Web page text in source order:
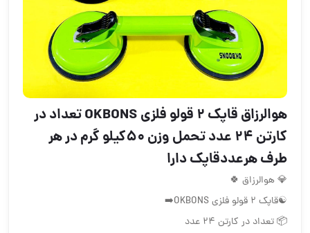
هوالرزاق قاپك ٢ قولو فلزي OKBONS تعداد در
كارتن ٢٤ عدد تحمل وزن ٥٠كيلو گرم در هر
طرف هرعددقاپك دارا
💎 هوالرزاق 🍀
☯️قاپك ٢ قولو فلزي OKBONS➡️
📦 تعداد در كارتن ٢٤ عدد